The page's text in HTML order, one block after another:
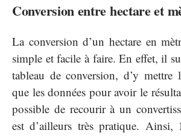
Conversion entre hectare et
La conversion d’un hectare en
simple et facile à faire. En effet, il
tableau de conversion, d’y mettre
que les données pour avoir le
possible de recourir à un
est d’ailleurs très pratique. Ainsi,